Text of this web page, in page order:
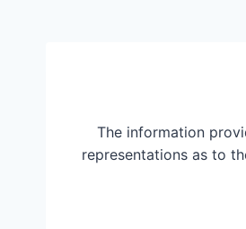
The information
representations as to